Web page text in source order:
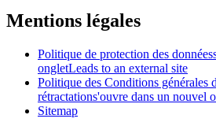
Mentions légales
Politique de protection des données
ongletLeads to an external site
Politique des Conditions générales
rétractations'ouvre dans un nouvel
Sitemap